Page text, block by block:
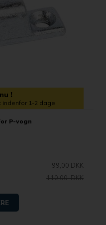
!
indenfor 1-2 dage
P-vogn
99,00 DKK
110,00 DKK